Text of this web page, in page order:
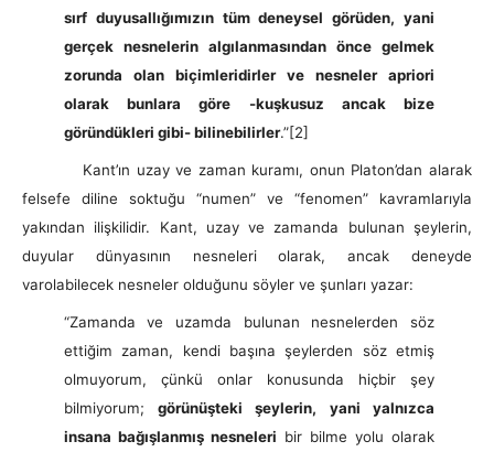
sırf duyusallığımızın tüm deneysel görüden, yani
gerçek nesnelerin algılanmasından önce gelmek
zorunda olan biçimleridirler ve nesneler apriori
olarak bunlara göre -kuşkusuz ancak bize
göründükleri gibi- bilinebilirler.”[2]
Kant’ın uzay ve zaman kuramı, onun Platon’dan alarak
felsefe diline soktuğu “numen” ve “fenomen” kavramlarıyla
yakından ilişkilidir. Kant, uzay ve zamanda bulunan şeylerin,
duyular dünyasının nesneleri olarak, ancak deneyde
varolabilecek nesneler olduğunu söyler ve şunları yazar:
“Zamanda ve uzamda bulunan nesnelerden söz
ettiğim zaman, kendi başına şeylerden söz etmiş
olmuyorum, çünkü onlar konusunda hiçbir şey
bilmiyorum;görünüşteki şeylerin, yani yalnızca
insana bağışlanmış nesneleri bir bilme yolu olarak